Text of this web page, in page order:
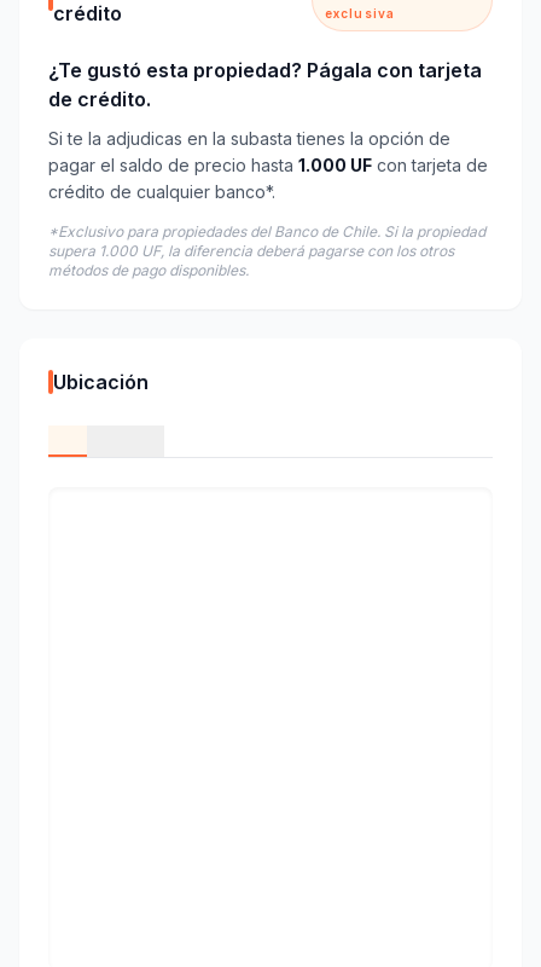
crédito
exclusiva
¿Te gustó esta propiedad? Págala con tarjeta
de crédito.
Si te la adjudicas en la subasta tienes la opción de
pagar el saldo de precio hasta 1.000 UF con tarjeta de
crédito de cualquier banco*.
*Exclusivo para propiedades del Banco de Chile. Si la propiedad
supera 1.000 UF, la diferencia deberá pagarse con los otros
métodos de pago disponibles.
Ubicación